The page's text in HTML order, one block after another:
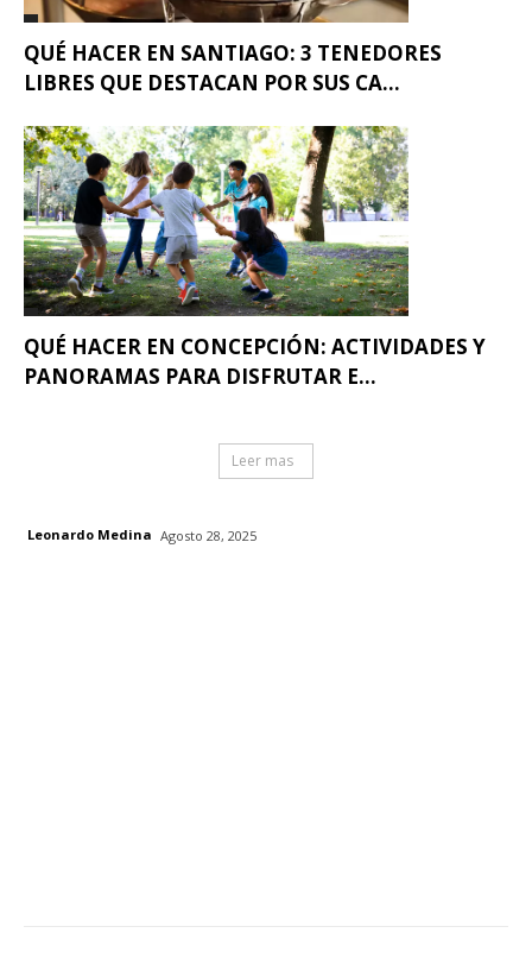
QUÉ HACER EN SANTIAGO: 3 TENEDORES
LIBRES QUE DESTACAN POR SUS CA...
QUÉ HACER EN CONCEPCIÓN: ACTIVIDADES Y
PANORAMAS PARA DISFRUTAR E...
Leer mas
Leonardo Medina Agosto 28, 2025